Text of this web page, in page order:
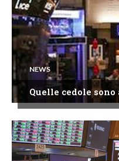
NEWS
Quelle cedole